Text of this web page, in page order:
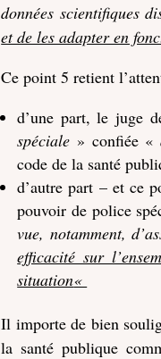
données scientifiques
et de les adapter en
Ce point 5 retient
d’une part, le juge
spéciale » confiée «
code de la santé
d’autre part – et ce
pouvoir de police
vue, notamment,
efficacité sur
situation«
Il importe de bien
la santé publique